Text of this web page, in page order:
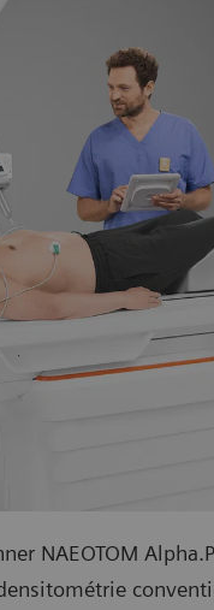
NAEOTOM